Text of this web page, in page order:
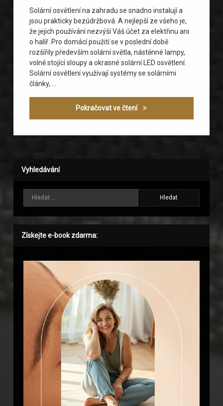
Solární osvětlení na zahradu se snadno instalují a
jsou prakticky bezúdržbová. A nejlepší ze všeho je,
že jejich používání nezvýší Váš účet za elektřinu ani
o halíř. Pro domácí použití se v poslední době
rozšířily především solární světla, nástěnné lampy,
volně stojící sloupy a okrasné solární LED osvětlení.
Solární osvětlení využívají systémy se solárními
články, …
Pokračovat ve čtení Venkovní solární
Vyhledávání
Vyhledávání
Získejte e-book zdarma: